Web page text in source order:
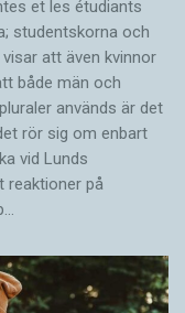
– där.
det sig att
resurser,
med tolk.
kunna lyssna
et les étudiants
studentskorna och
att även kvinnor
både män och
används är det
rör sig om enbart
vid Lunds
reaktioner på